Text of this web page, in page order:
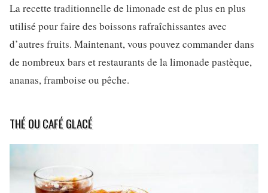
La recette traditionnelle de limonade est de plus en plus
utilisé pour faire des boissons rafraîchissantes avec
d’autres fruits. Maintenant, vous pouvez commander dans
de nombreux bars et restaurants de la limonade pastèque,
ananas, framboise ou pêche.
THÉ OU CAFÉ GLACÉ